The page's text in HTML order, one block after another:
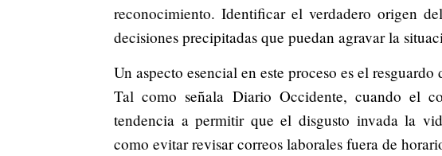
reconocimiento. Identificar el verdadero origen
decisiones precipitadas que puedan agravar la
Un aspecto esencial en este proceso es el
Tal como señala Diario Occidente, cuando el
tendencia a permitir que el disgusto invada la
como evitar revisar correos laborales fuera de